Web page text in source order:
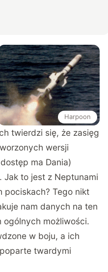
Harpoon
twierdzi się, że zasięg
wersji
ma Dania)
Jak to jest z Neptunami
pociskach? Tego nikt
nam danych na ten
możliwości.
w boju, a ich
twardymi